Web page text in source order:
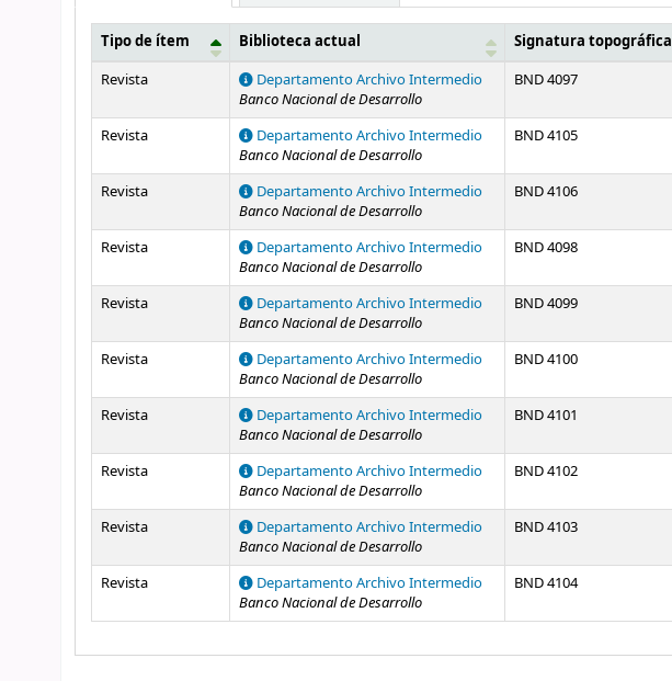
Existencias
Tipo de ítem Biblioteca actual Signatura topográfica
Revista
Departamento Archivo Intermedio
Banco Nacional de Desarrollo
BND 4097
Revista Departamento Archivo Intermedio
Banco Nacional de Desarrollo
BND 4105
Revista Departamento Archivo Intermedio
Banco Nacional de Desarrollo
BND 4106
Revista Departamento Archivo Intermedio
Banco Nacional de Desarrollo
BND 4098
Revista Departamento Archivo Intermedio
Banco Nacional de Desarrollo
BND 4099
Revista Departamento Archivo Intermedio
Banco Nacional de Desarrollo
BND 4100
Revista Departamento Archivo Intermedio
Banco Nacional de Desarrollo
BND 4101
Revista Departamento Archivo Intermedio
Banco Nacional de Desarrollo
BND 4102
Revista Departamento Archivo Intermedio
Banco Nacional de Desarrollo
BND 4103
Revista Departamento Archivo Intermedio
Banco Nacional de Desarrollo
BND 4104